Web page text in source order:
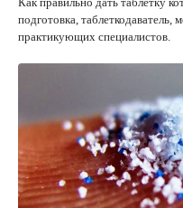
подготовка,
практикующих специалистов.